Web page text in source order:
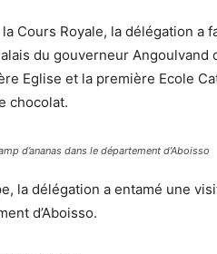
la Cours Royale, la délégation
du gouverneur
Eglise et la première Ecole
chocolat.
d’ananas dans le département d’Aboisso
la délégation a entamé une
d’Aboisso.